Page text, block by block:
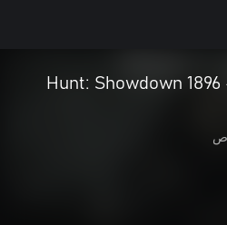
Hunt: Showdown